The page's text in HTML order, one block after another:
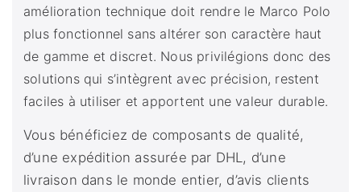
amélioration technique doit rendre le Marco Polo
plus fonctionnel sans altérer son caractère haut
de gamme et discret. Nous privilégions donc des
solutions qui s’intègrent avec précision, restent
faciles à utiliser et apportent une valeur durable.
Vous bénéficiez de composants de qualité,
d’une expédition assurée par DHL, d’une
livraison dans le monde entier, d’avis clients